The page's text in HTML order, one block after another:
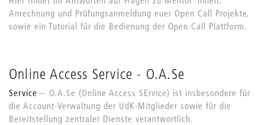
Anrechnung und Prüfungsanmeldung euer Open Call Projekte,
sowie ein Tutorial für die Bedienung der Open Call Plattform.
Online Access Service - O.A.Se
Service
O.A.Se (Online Access SErvice) ist insbesondere für
die Account-Verwaltung der UdK-Mitglieder sowie für die
Bereitstellung zentraler Dienste verantwortlich.